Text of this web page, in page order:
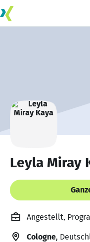
Leyla Miray
Angestellt,
Cologne,